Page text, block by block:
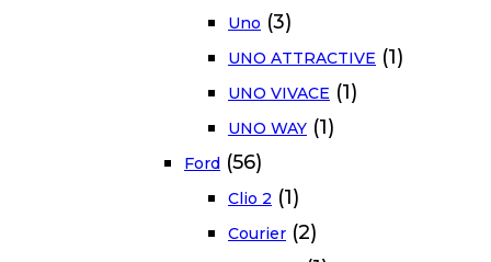
Uno (3)
UNO ATTRACTIVE (1)
UNO VIVACE (1)
UNO WAY (1)
Ford (56)
Clio 2 (1)
Courier (2)